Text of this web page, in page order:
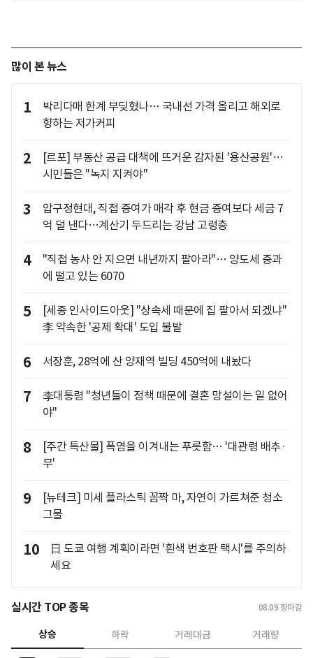
많이 본 뉴스
1
박리다매 한계 부딪혔나… 국내선 가격 올리고 해외로
향하는 저가커피
2
[르포] 부동산 공급 대책에 뜨거운 감자된 '용산공원'…
시민들은 "녹지 지켜야"
3
압구정현대, 직접 증여가 매각 후 현금 증여보다 세금 7
억 덜 낸다…계산기 두드리는 강남 고령층
4
"직접 농사 안 지으면 내년까지 팔아라"… 양도세 중과
에 떨고 있는 6070
5
[세종 인사이드아웃] "상속세 때문에 집 팔아서 되겠냐"
李 약속한 '공제 확대' 도입 불발
6 서장훈, 28억에 산 양재역 빌딩 450억에 내놨다
7
李대통령 "청년들이 정책 때문에 결혼 망설이는 일 없어
야"
8
[주간 특산물] 폭염을 이겨내는 푸릇함… '대관령 배추·
무'
9
[뉴테크] 미세 플라스틱 꼼짝 마, 자연이 가르쳐준 청소
그물
10
日 도쿄 여행 계획이라면 '흰색 번호판 택시'를 주의하
세요
실시간 TOP 종목 08.09 장마감
상승 하락 거래대금 거래량